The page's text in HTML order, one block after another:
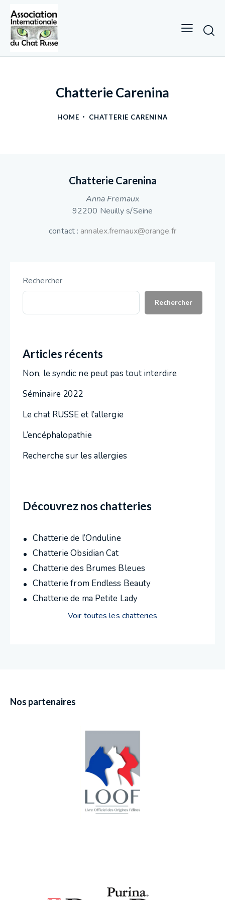
Chatterie Carenina
HOME CHATTERIE CARENINA
Chatterie Carenina
Anna Fremaux
92200 Neuilly s/Seine
contact :annalex.fremaux@orange.fr
Rechercher
Rechercher
Articles récents
Non, le syndic ne peut pas tout interdire
Séminaire 2022
Le chat RUSSE et l’allergie
L’encéphalopathie
Recherche sur les allergies
Découvrez nos chatteries
Chatterie de l’Onduline
Chatterie Obsidian Cat
Chatterie des Brumes Bleues
Chatterie from Endless Beauty
Chatterie de ma Petite Lady
Voir toutes les chatteries
Nos partenaires